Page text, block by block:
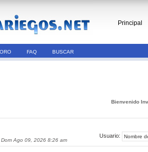
Principal
FAQ BUSCAR
Bienvenido
Ago 09, 2026 8:26 am
Usuario: